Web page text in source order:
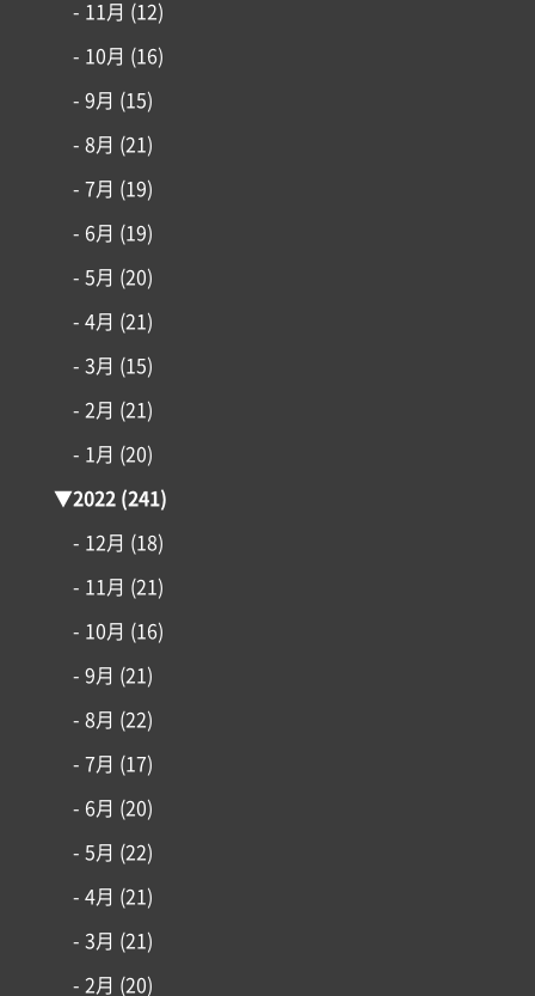
- 11月 (12)
- 10月 (16)
- 9月 (15)
- 8月 (21)
- 7月 (19)
- 6月 (19)
- 5月 (20)
- 4月 (21)
- 3月 (15)
- 2月 (21)
- 1月 (20)
▼2022 (241)
- 12月 (18)
- 11月 (21)
- 10月 (16)
- 9月 (21)
- 8月 (22)
- 7月 (17)
- 6月 (20)
- 5月 (22)
- 4月 (21)
- 3月 (21)
- 2月 (20)